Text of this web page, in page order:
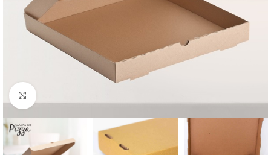
Clic para ampliar